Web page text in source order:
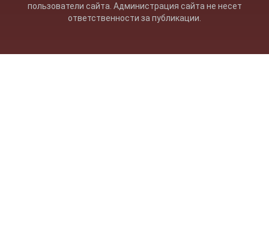
пользователи сайта. Администрация сайта не несет
ответственности за публикации.